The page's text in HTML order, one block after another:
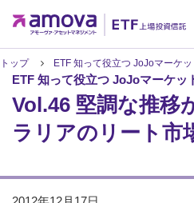
ETFトップ
トップ ETF 知って役立つ JoJoマーケッ
ETF 知って役立つ JoJoマーケッ
Vol.46 堅調な推移
ラリアのリート市